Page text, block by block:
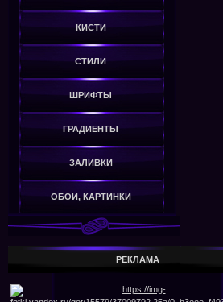
КИСТИ
СТИЛИ
ШРИФТЫ
ГРАДИЕНТЫ
ЗАЛИВКИ
ОБОИ, КАРТИНКИ
РЕКЛАМА